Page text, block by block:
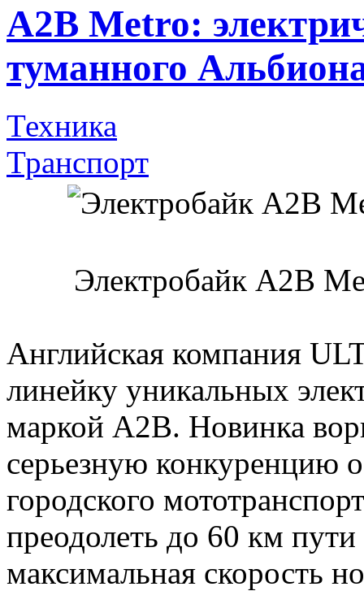
A2B Metro:
туманного
Техника
Транспорт
Электробайк A2B
Английская компания
линейку уникальных
маркой A2B. Новинка
серьезную конкуренцию
городского
преодолеть до 60 км
максимальная скорость